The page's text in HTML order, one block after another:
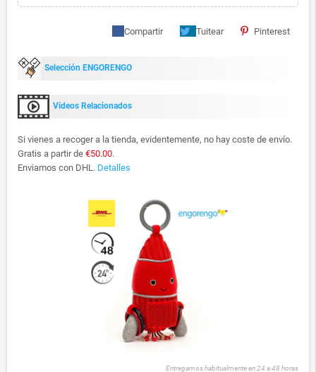
Compartir Tuitear Pinterest
Selección ENGORENGO
Videos Relacionados
Si vienes a recoger a la tienda, evidentemente, no hay coste de envío.
Gratis a partir de €50.00.
Enviamos con DHL. Detalles
Entregamos habitualmente en 24 a 48 horas